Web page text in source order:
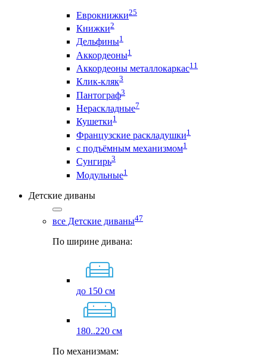
Еврокнижки25
Книжки2
Дельфины1
Аккордеоны1
Аккордеоны металлокаркас11
Клик-кляк3
Пантограф3
Нераскладные7
Кушетки1
Французские раскладушки1
с подъёмным механизмом1
Сунгирь3
Модульные1
Детские диваны
все Детские диваны47
По ширине дивана:
до 150 см
180..220 см
По механизмам: